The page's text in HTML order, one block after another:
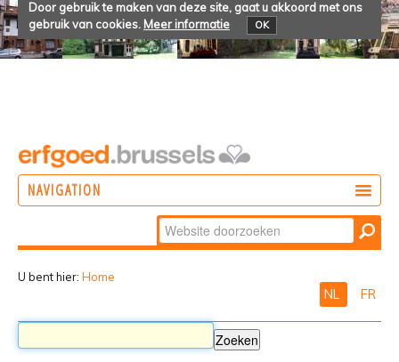
Door gebruik te maken van deze site, gaat u akkoord met ons
gebruik van cookies. Meer informatie OK
NAVIGATION
Zoek
Geavanceerd
U bent hier: Home
NL FR